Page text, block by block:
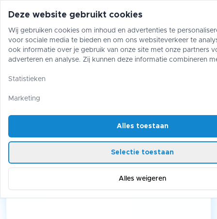
Pokémon One Piece Magic The
Pokémon
Hoopa V Box
Deze website gebruikt cookies
Wij gebruiken cookies om inhoud en advertenties te
voor sociale media te bieden en om ons websiteverkeer te
ook informatie over je gebruik van onze site met onze partners
adverteren en analyse. Zij kunnen deze informatie combineren
gebruik van hun diensten.
Statistieken
Marketing
Alles toestaan
Selectie toestaan
Alles weigeren